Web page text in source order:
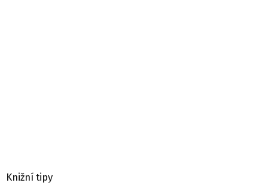
Knižní tipy